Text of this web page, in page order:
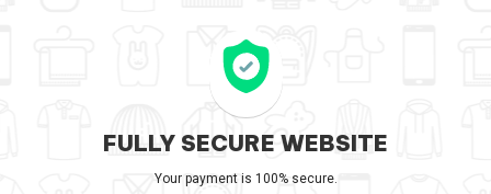
FULLY SECURE WEBSITE
Your payment is 100% secure.